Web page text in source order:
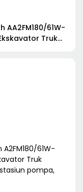
AA2FM180/61W-
Truk